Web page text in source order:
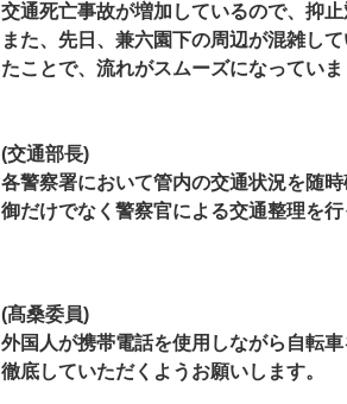
交通死亡事故が増加しているので、抑止
ま た、先日、兼六園下の周辺が混雑し
たことで、流れがスムーズになっていま
(交通部長)
各警察署において管内の交通状況を随
御だけでなく警察官による交通整理を
(髙桑委員)
外国人が携帯電話を使用しながら自転
徹底していただくようお願いします。